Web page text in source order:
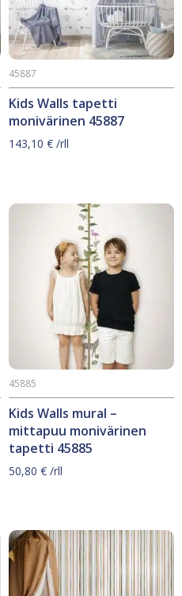
Kids Walls tapetti
monivärinen 45887
45887
143,10 € /rll
Kids Walls mural –
mittapuu monivärinen
tapetti 45885
45885
50,80 € /rll